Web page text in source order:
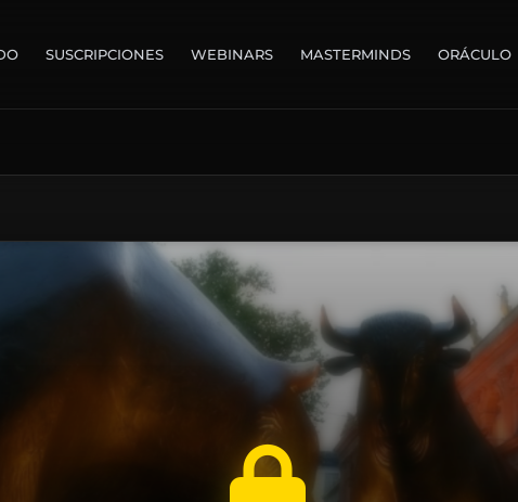
SUSCRIPCIONES WEBINARS MASTERMINDS ORÁCULO